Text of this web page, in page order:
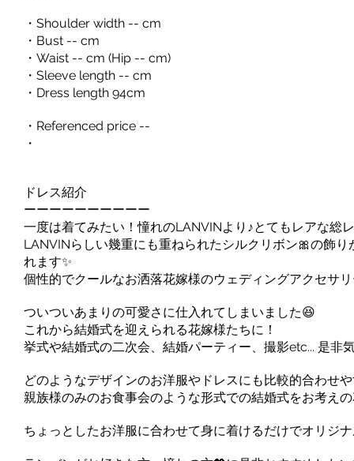
・Shoulder width -- cm
・Bust -- cm
・Waist -- cm (Hip -- cm)
・Sleeve length -- cm
・Dress length 94cm
・Referenced price --
・
ドレス紹介
ーーーーーーーーーー
一度は着てみたい！憧れのLANVINより♪とてもレアな総
LANVINらしい幾重にも重ねられたシルクリボン🎀の飾
れます✨
個性的でクールなお洒落花嫁様のウェディングアクセサ
ついついあまりの可愛さに仕入れてしまいました😆
これから結婚式を迎えられる花嫁様たちに！
挙式や結婚式の二次会、結婚パーティー、撮影etc... 是非
どのようなデザインのお洋服やドレスにも比較的合わせ
親族様のみのお食事会のような形式での結婚式をお考え
ちょっとしたお洋服に合わせて身に着けるだけでオリジ